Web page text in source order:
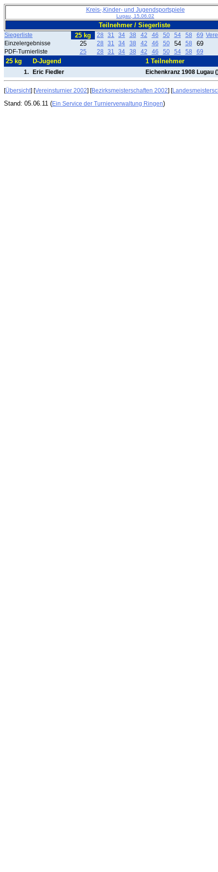
Kreis-,Kinder- und Jugendsportspiele
Lugau, 15.06.02
Teilnehmer / Siegerliste
Siegerliste 25 kg 28 31 34 38 42 46 50 54 58 69
Einzelergebnisse
25 28 31 34 38 42 46 50 54 58 69
PDF-Turnierliste 25 28 31 34 38 42 46 50 54 58 69
25 kg D-Jugend 1 Teilnehmer
1. Eric Fiedler Eichenkranz 1908 Lugau
[Übersicht] [Vereinsturnier 2002] [Bezirksmeisterschaften 2002] [
Stand: 05.06.11 (Ein Service der Turnierverwaltung Ringen)